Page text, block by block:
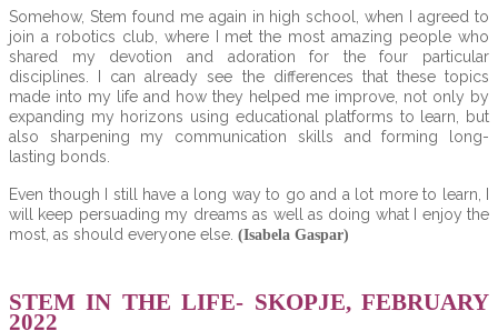
Somehow, Stem found me again in high school, when I agreed to
join a robotics club, where I met the most amazing people who
shared my devotion and adoration for the four particular
disciplines. I can already see the differences that these topics
made into my life and how they helped me improve, not only by
expanding my horizons using educational platforms to learn, but
also sharpening my communication skills and forming long-
lasting bonds.
Even though I still have a long way to go and a lot more to learn, I
will keep persuading my dreams as well as doing what I enjoy the
most, as should everyone else. (Isabela Gaspar)
STEM IN THE LIFE- SKOPJE, FEBRUARY
2022